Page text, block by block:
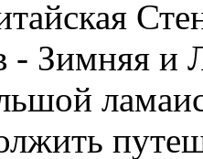
- Зимняя и